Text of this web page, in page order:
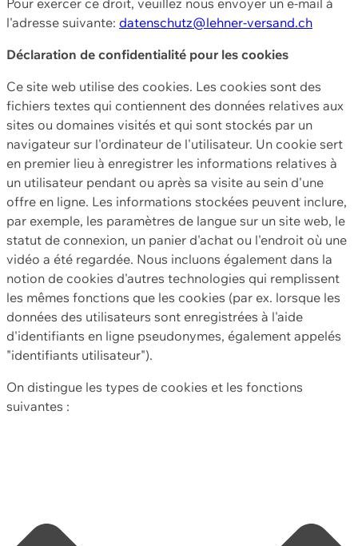
l'adresse suivante: datenschutz@lehner-versand.ch
Déclaration de confidentialité pour les cookies
Ce site web utilise des cookies. Les cookies sont des
fichiers textes qui contiennent des données relatives aux
sites ou domaines visités et qui sont stockés par un
navigateur sur l'ordinateur de l'utilisateur. Un cookie sert
en premier lieu à enregistrer les informations relatives à
un utilisateur pendant ou après sa visite au sein d'une
offre en ligne. Les informations stockées peuvent inclure,
par exemple, les paramètres de langue sur un site web, le
statut de connexion, un panier d'achat ou l'endroit où une
vidéo a été regardée. Nous incluons également dans la
notion de cookies d'autres technologies qui remplissent
les mêmes fonctions que les cookies (par ex. lorsque les
données des utilisateurs sont enregistrées à l'aide
d'identifiants en ligne pseudonymes, également appelés
"identifiants utilisateur").
On distingue les types de cookies et les fonctions
suivantes :